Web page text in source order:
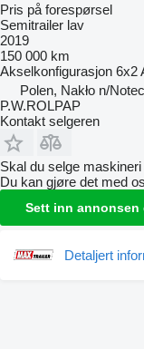
Pris på forespørsel
Semitrailer lav
2019
150 000 km
Akselkonfigurasjon 6x2
Polen, Nakło n/
P.W.ROLPAP
Kontakt selgeren
Skal du selge
Du kan gjøre det med
Sett inn annonsen
Detaljert